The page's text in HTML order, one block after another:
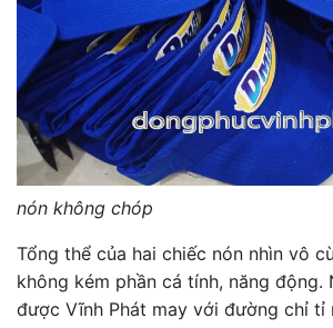
nón không chóp
Tổng thể của hai chiếc nón nhìn vô
không kém phần cá tính, năng động.
được Vĩnh Phát may với đường chỉ tỉ